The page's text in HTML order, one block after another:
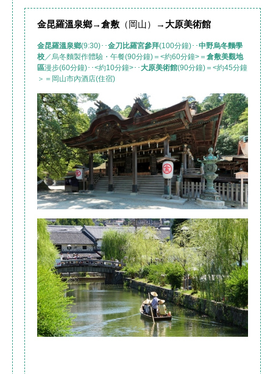
金昆羅溫泉鄉→倉敷 （岡山） →大原美術館
金昆羅溫泉鄉(9:30)･･金刀比羅宮參拜(100分鐘)･･中野烏冬麵學
校 ／烏冬麵製作體驗・午餐(90分鐘)＝<約60分鐘>＝ 倉敷美觀地
區漫步(60分鐘)･･<約10分鐘>･･大原美術館(90分鐘)＝<約45分鐘
＞＝岡山市內酒店(住宿)